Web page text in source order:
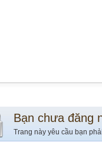
Bạn chưa đăng
Trang này yêu cầu bạn